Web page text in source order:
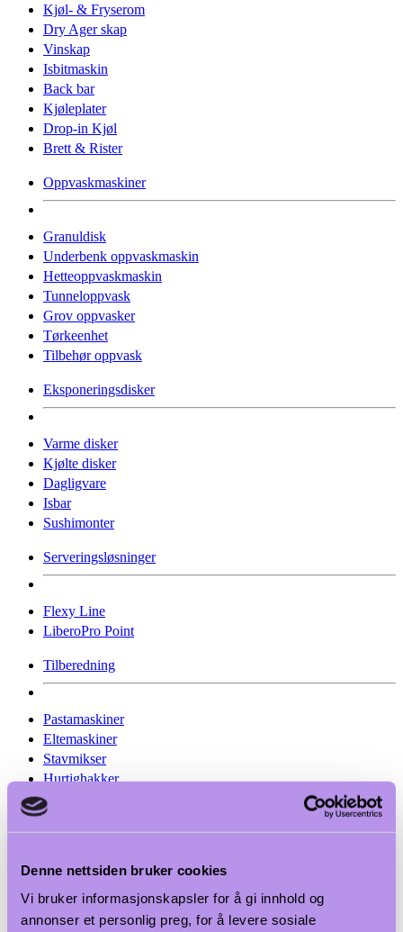
Denne nettsiden bruker cookies
Vi bruker informasjonskapsler for å gi innhold og
annonser et personlig preg, for å levere sosiale
Kjøl- & Fryserom
Dry Ager skap
Vinskap
Isbitmaskin
Back bar
Kjøleplater
Drop-in Kjøl
Brett & Rister
Oppvaskmaskiner
Granuldisk
Underbenk oppvaskmaskin
Hetteoppvaskmaskin
Tunneloppvask
Grov oppvasker
Tørkeenhet
Tilbehør oppvask
Eksponeringsdisker
Varme disker
Kjølte disker
Dagligvare
Isbar
Sushimonter
Serveringsløsninger
Flexy Line
LiberoPro Point
Tilberedning
Pastamaskiner
Eltemaskiner
Stavmikser
Hurtighakker
Kjøtt prepping
Grønnsakskutter
Skrellemaskin
Popcorn & Sukkerspinn
Røyking
Mikrobølgeovn